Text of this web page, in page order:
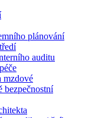
plánování
auditu
mzdové
bezpečnostní